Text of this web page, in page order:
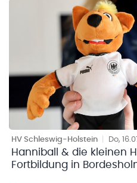
HV Schleswig-Holstein Do,
Hanniball & die kleinen
Fortbildung in